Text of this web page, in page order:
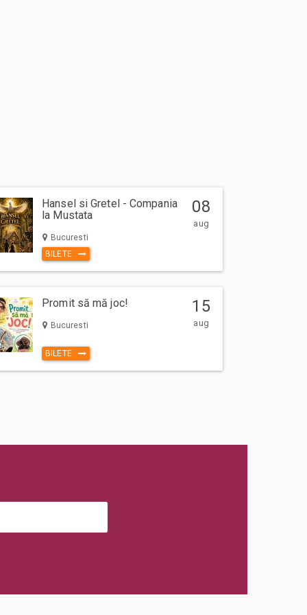
Hansel si Gretel - Compania
la Mustata
Bucuresti
BILETE
08
aug
Promit să mă joc!
Bucuresti
BILETE
15
aug